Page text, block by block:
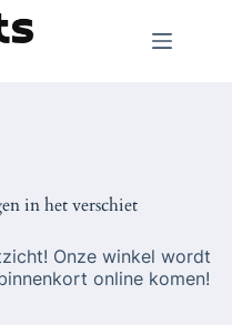
in het verschiet
Onze winkel wordt
online komen!